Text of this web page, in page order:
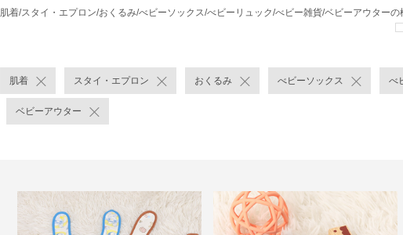
肌着/スタイ・エプロン/おくるみ/べビーソックス/べビーリュック/べビー雑貨/ベビーアウターの
肌着 スタイ・エプロン おくるみ べビーソックス べ
ベビーアウター